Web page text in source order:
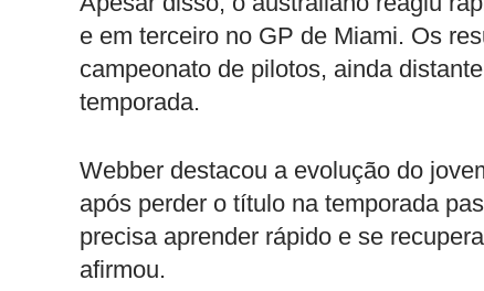
e em terceiro no GP de Miami. Os
campeonato de pilotos, ainda
temporada.
Webber destacou a evolução do
após perder o título na temporada
precisa aprender rápido e se
afirmou.